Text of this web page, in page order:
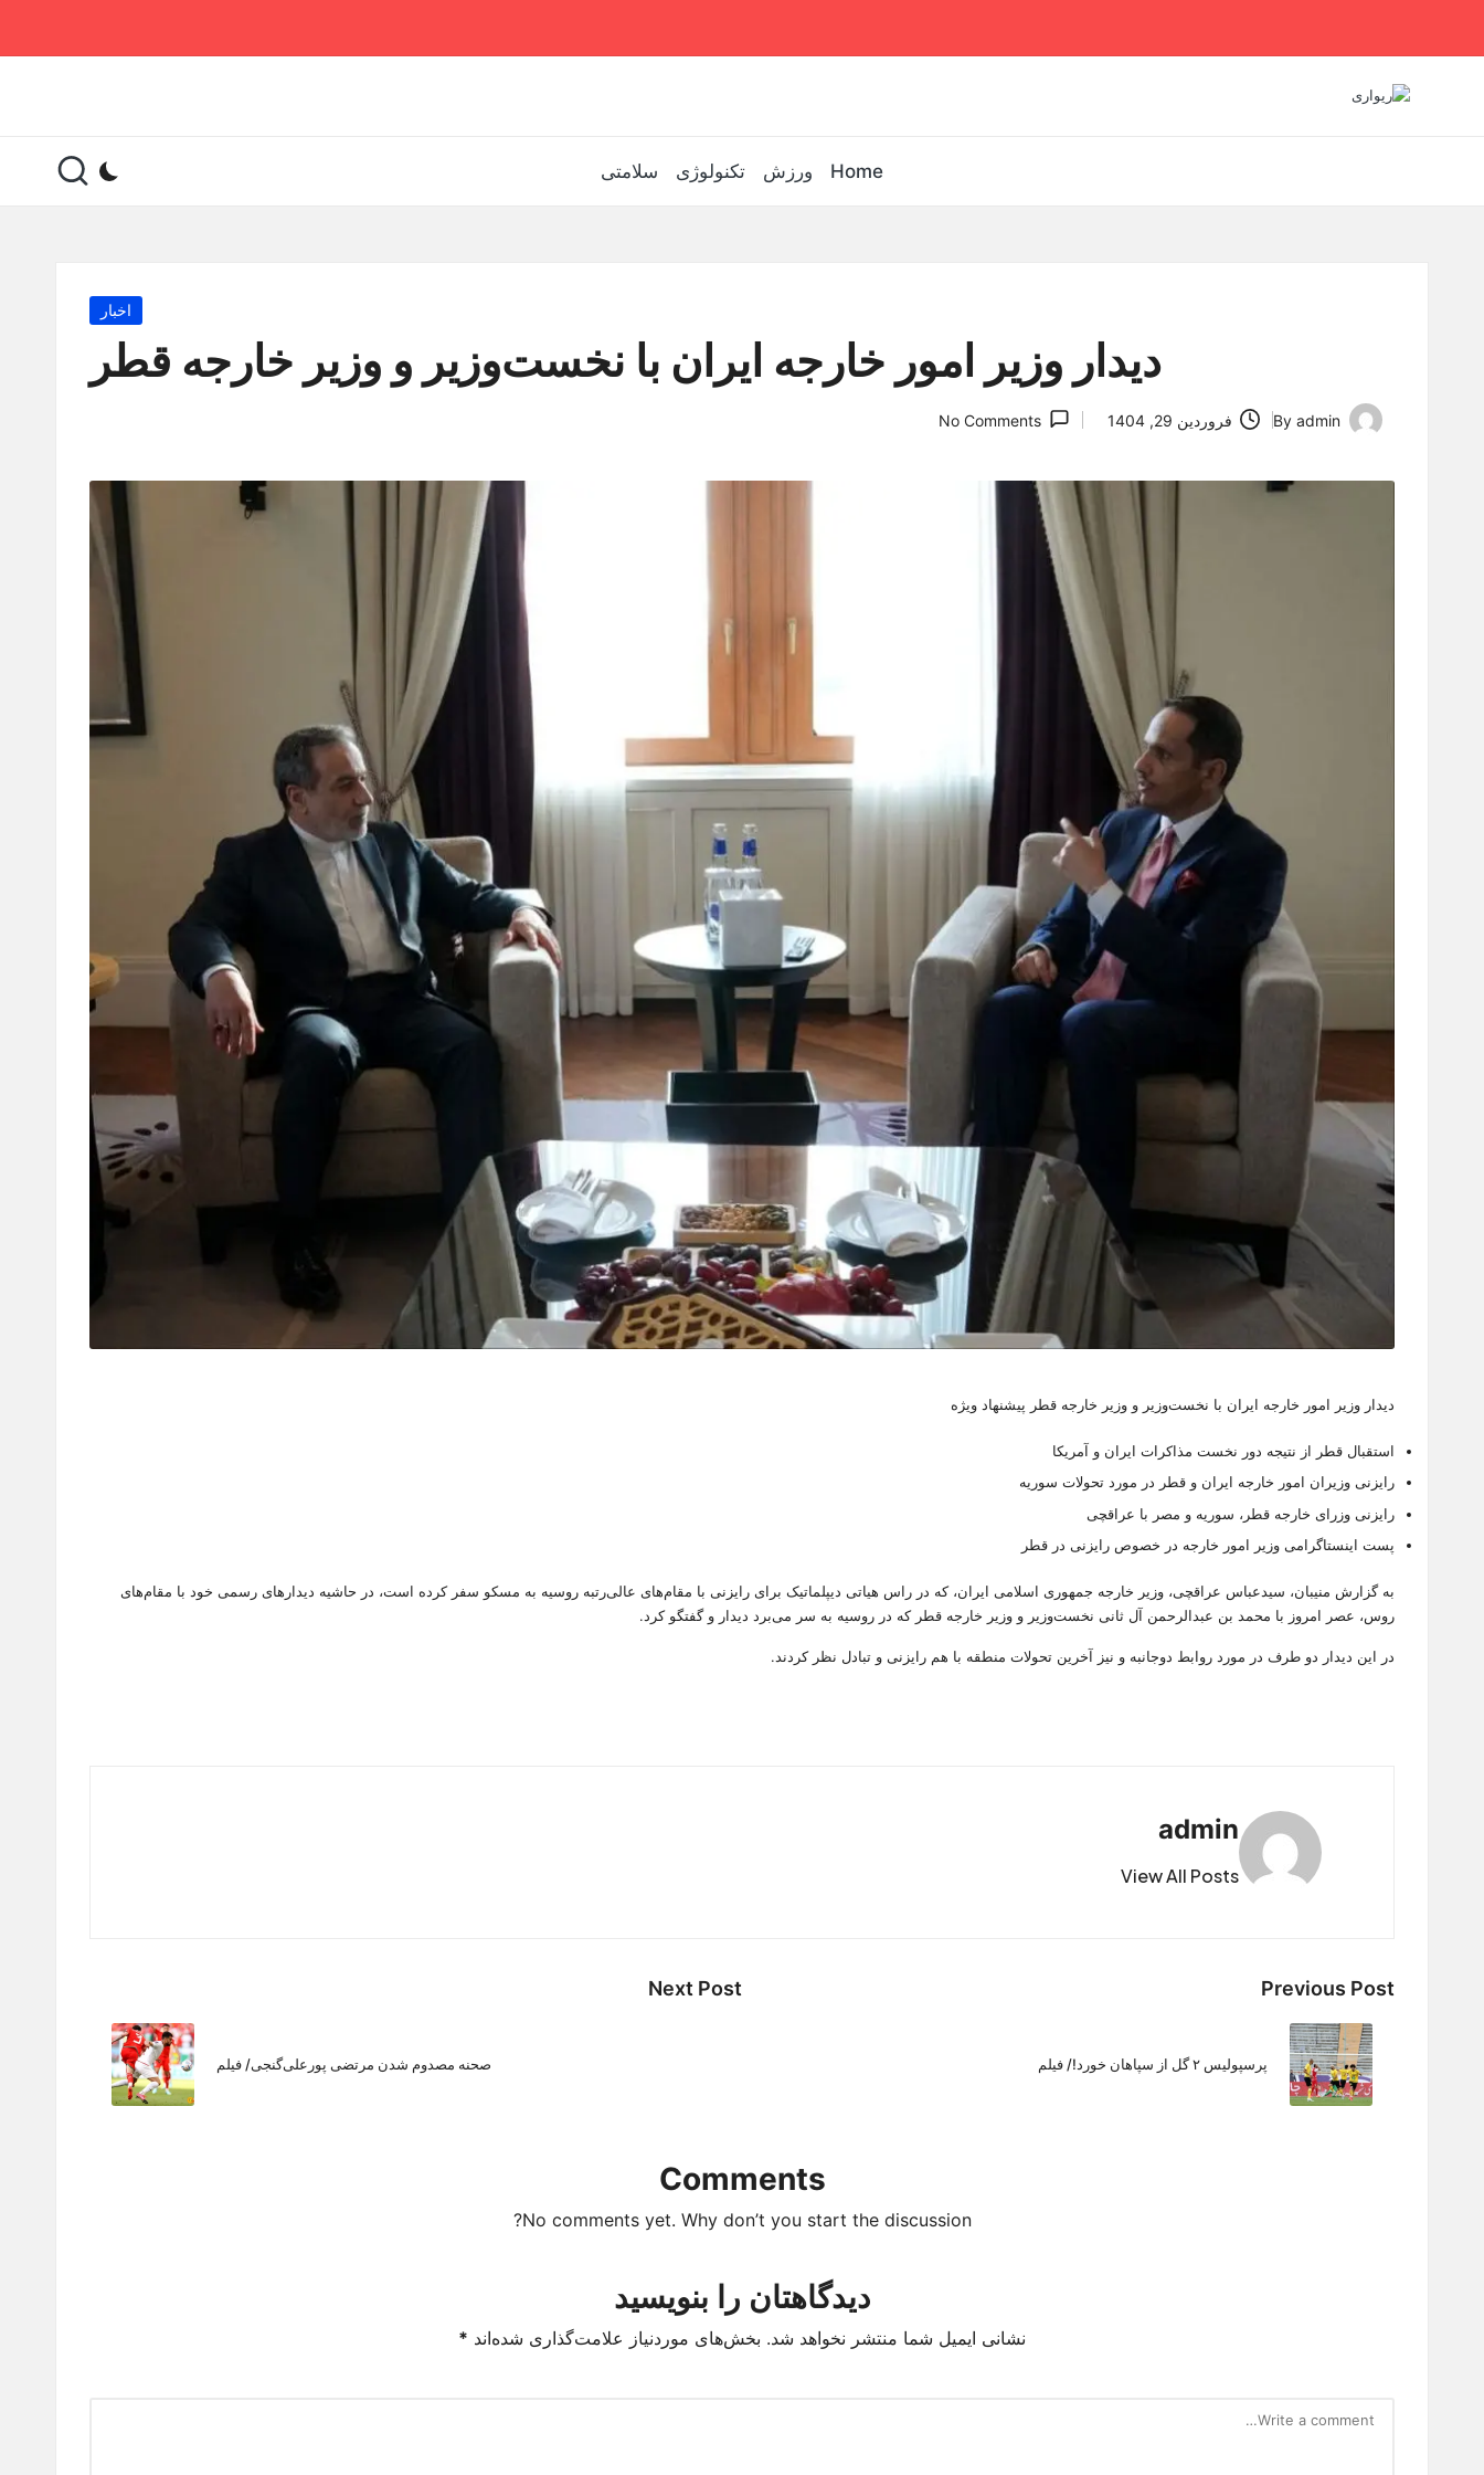
Skip
Home ورزش تکنولوژی سلامتی
Posted
اخبار
دیدار وزیر امور خارجه ایران با نخست‌وزیر و وزیر خارجه قطر
Posted
By admin فروردین 29, 1404 No Comments
دیدار وزیر امور خارجه ایران با نخست‌وزیر و وزیر خارجه قطر پیشنهاد ویژه
استقبال قطر از نتیجه دور نخست مذاکرات ایران و آمریکا
رایزنی وزیران امور خارجه ایران و قطر در مورد تحولات سوریه
رایزنی وزرای خارجه قطر، سوریه و مصر با عراقچی
پست اینستاگرامی وزیر امور خارجه در خصوص رایزنی در قطر
به گزارش منیبان، سیدعباس عراقچی، وزیر خارجه جمهوری اسلامی ایران، که در راس هیاتی دیپلماتیک برای رایزنی با مقام‌های عالی‌رتبه روسیه به مسکو سفر کرده است، در حاشیه دیدارهای رسمی خود با مقام‌های
روس، عصر امروز با محمد بن عبدالرحمن آل ثانی نخست‌وزیر و وزیر خارجه قطر که در روسیه به سر می‌برد دیدار و گفتگو کرد.
در این دیدار دو طرف در مورد روابط دوجانبه و نیز آخرین تحولات منطقه با هم رایزنی و تبادل نظر کردند.
admin
View All Posts
Post
navigation
Previous Post
پرسپولیس ۲ گل از سپاهان خورد!/ فیلم
Next Post
صحنه مصدوم شدن مرتضی پورعلی‌گنجی/ فیلم
Comments
No comments yet. Why don’t you start the discussion?
دیدگاهتان را بنویسید
نشانی ایمیل شما منتشر نخواهد شد. بخش‌های موردنیاز علامت‌گذاری شده‌اند *